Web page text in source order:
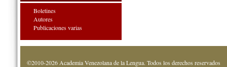
Boletines
Autores
Publicaciones varias
©2010-2026 Academia Venezolana de la Lengua. Todos los derechos reservados